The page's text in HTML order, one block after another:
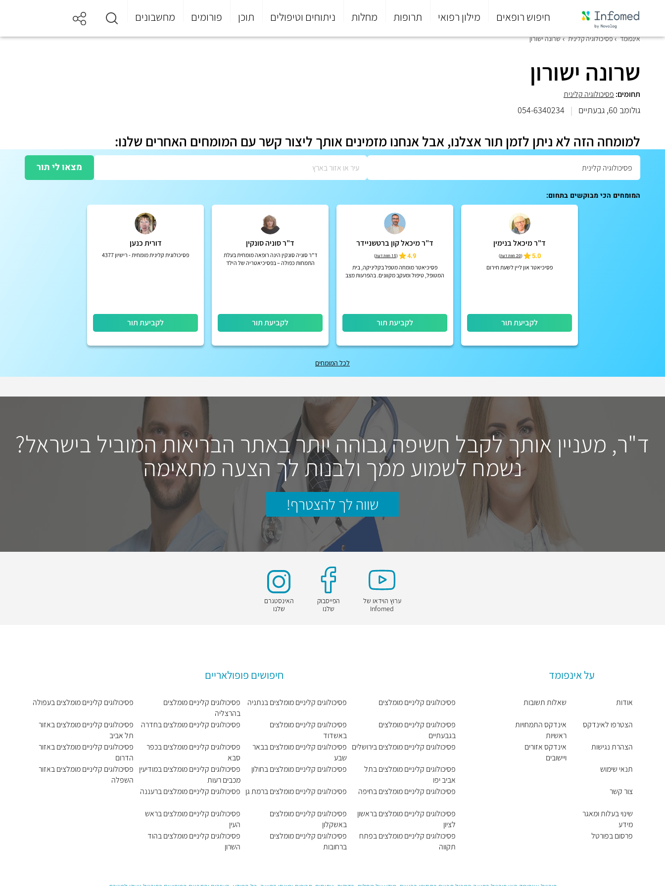
חיפוש רופאים מילון רפואי תרופות מחלות ניתוחים וטיפולים תוכן פורומים מחשבונים
סוף
אינפומד פסיכולוגיה קלינית שרונה ישורון
שרונה ישורון
תחומים: פסיכולוגיה קלינית
גולומב 60, גבעתיים |
054-6340234
למומחה הזה לא ניתן לזמן תור אצלנו, אבל אנחנו מזמינים אותך ליצור קשר עם המומחים האחרים שלנו:
מצאו לי תור
המומחים הכי מבוקשים בתחום:
ד"ר מיכאל בנימין
5.0
(20 חוות דעת )
פסיכיאטר און ליין לשעת חירום
לקביעת תור
ד"ר מיכאל קון ברטשניידר
4.9
(15 חוות דעת )
פסיכיאטר מומחה מטפל בקליניקה, בית
המטופל, טיפול ומעקב מקוונים. בהפרעות מצב
לקביעת תור
ד"ר סוניה סונקין
ד"ר סוניה סונקין הינה רופאה מומחית בעלת
התמחות כפולה – בפסיכיאטריה של הילד
לקביעת תור
דורית כנען
פסיכולוגית קלינית מומחית - רישיון 4377
לקביעת תור
לכל המומחים
ד"ר, מעניין אותך לקבל חשיפה גבוהה יותר באתר הבריאות המוביל בישראל?
נשמח לשמוע ממך ולבנות לך הצעה מתאימה
שווה לך להצטרף!
ערוץ הוידאו של
Infomed
הפייסבוק
שלנו
האינסטגרם
שלנו
על אינפומד
אודות
הצטרפו לאינדקס
הצהרת נגישות
תנאי שימוש
צור קשר
שינוי בעלות ומאגר
מידע
פרסום בפורטל
שאלות תשובות
אינדקס התמחויות
ראשיות
אינדקס אזורים
ויישובים
חיפושים פופולאריים
פסיכולוגים קליניים מומלצים
פסיכולוגים קליניים מומלצים
בגבעתיים
פסיכולוגים קליניים מומלצים בירושלים
פסיכולוגים קליניים מומלצים בתל
אביב יפו
פסיכולוגים קליניים מומלצים בחיפה
פסיכולוגים קליניים מומלצים בראשון
לציון
פסיכולוגים קליניים מומלצים בפתח
תקווה
פסיכולוגים קליניים מומלצים בנתניה
פסיכולוגים קליניים מומלצים
באשדוד
פסיכולוגים קליניים מומלצים בבאר
שבע
פסיכולוגים קליניים מומלצים בחולון
פסיכולוגים קליניים מומלצים ברמת גן
פסיכולוגים קליניים מומלצים
באשקלון
פסיכולוגים קליניים מומלצים
ברחובות
פסיכולוגים קליניים מומלצים
בהרצליה
פסיכולוגים קליניים מומלצים בחדרה
פסיכולוגים קליניים מומלצים בכפר
סבא
פסיכולוגים קליניים מומלצים במודיעין
מכבים רעות
פסיכולוגים קליניים מומלצים ברעננה
פסיכולוגים קליניים מומלצים בראש
העין
פסיכולוגים קליניים מומלצים בהוד
השרון
פסיכולוגים קליניים מומלצים בעפולה
פסיכולוגים קליניים מומלצים באזור
תל אביב
פסיכולוגים קליניים מומלצים באזור
הדרום
פסיכולוגים קליניים מומלצים באזור
השפלה